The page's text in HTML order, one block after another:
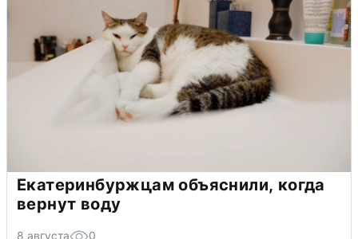
Екатеринбуржцам объяснили, когда
вернут воду
8 августа 0